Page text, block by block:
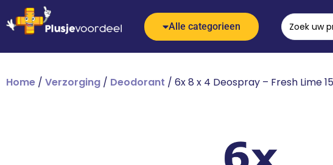
Alle categorieen
Home / Verzorging / Deodorant / 6x 8 x 4 Deospray – Fresh Lime